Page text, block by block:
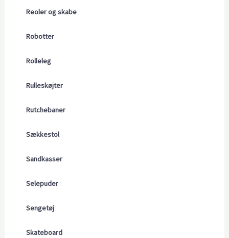
Reoler og skabe
Robotter
Rolleleg
Rulleskøjter
Rutchebaner
Sækkestol
Sandkasser
Selepuder
Sengetøj
Skateboard